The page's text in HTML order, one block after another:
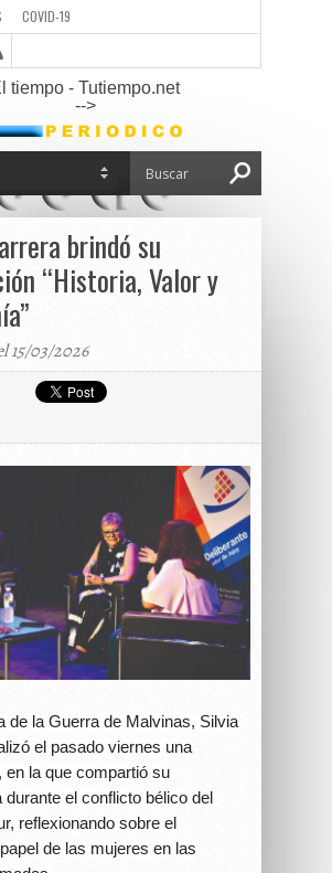
COVID-19
tiempo - Tutiempo.net
-->
brindó su
“Historia, Valor y
15/03/2026
de la Guerra de Malvinas, Silvia
el pasado viernes una
en la que compartió su
durante el conflicto bélico del
reflexionando sobre el
de las mujeres en las